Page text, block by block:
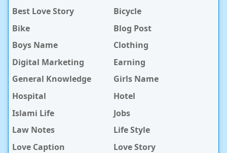
Best Love Story
Bicycle
Bike
Blog Post
Boys Name
Clothing
Digital Marketing
Earning
General Knowledge
Girls Name
Hospital
Hotel
Islami Life
Jobs
Law Notes
Life Style
Love Caption
Love Story